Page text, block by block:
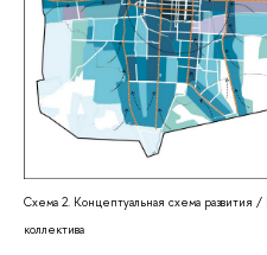
Схема 2. Концептуальная схема развития /
коллектива